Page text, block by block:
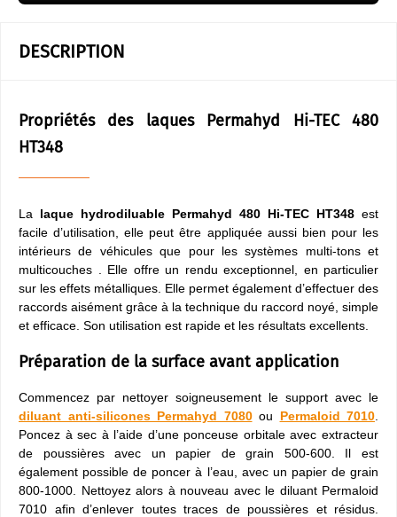
DESCRIPTION
Propriétés des laques Permahyd Hi-TEC 480
HT348
La laque hydrodiluable Permahyd 480 Hi-TEC HT348 est
facile d’utilisation, elle peut être appliquée aussi bien pour les
intérieurs de véhicules que pour les systèmes multi-tons et
multicouches . Elle offre un rendu exceptionnel, en particulier
sur les effets métalliques. Elle permet également d’effectuer des
raccords aisément grâce à la technique du raccord noyé, simple
et efficace. Son utilisation est rapide et les résultats excellents.
Préparation de la surface avant application
Commencez par nettoyer soigneusement le support avec le
diluant anti-silicones Permahyd 7080ou Permaloid 7010
Poncez à sec à l’aide d’une ponceuse orbitale avec extracteur
de poussières avec un papier de grain 500-600. Il est
également possible de poncer à l’eau, avec un papier de grain
800-1000. Nettoyez alors à nouveau avec le diluant Permaloid
7010 afin d’enlever toutes traces de poussières et résidus.